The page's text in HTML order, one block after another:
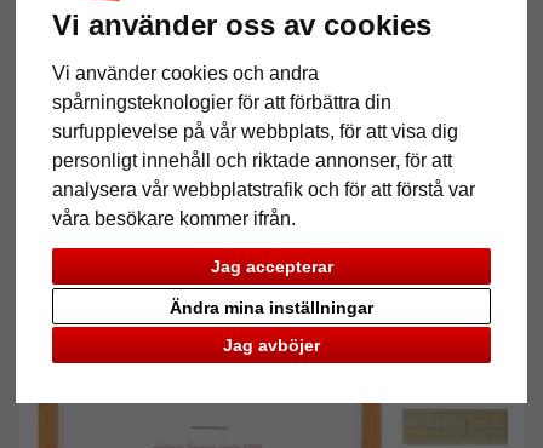
Vi använder oss av cookies
Vi använder cookies och andra
spårningsteknologier för att förbättra din
surfupplevelse på vår webbplats, för att visa dig
personligt innehåll och riktade annonser, för att
analysera vår webbplatstrafik och för att förstå var
våra besökare kommer ifrån.
Jag accepterar
Jag avböjer
Ändra mina inställningar
måttbeställd
Tillbaka